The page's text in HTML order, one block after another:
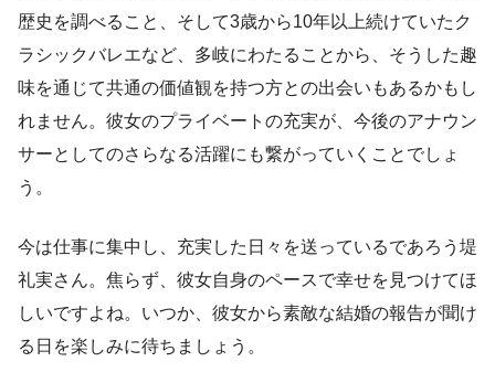
歴史を調べること、そして3歳から10年以上続けていたク
ラシックバレエなど、多岐にわたることから、そうした趣
味を通じて共通の価値観を持つ方との出会いもあるかもし
れません。彼女のプライベートの充実が、今後のアナウン
サーとしてのさらなる活躍にも繋がっていくことでしょ
う。
今は仕事に集中し、充実した日々を送っているであろう堤
礼実さん。焦らず、彼女自身のペースで幸せを見つけてほ
しいですよね。いつか、彼女から素敵な結婚の報告が聞け
る日を楽しみに待ちましょう。